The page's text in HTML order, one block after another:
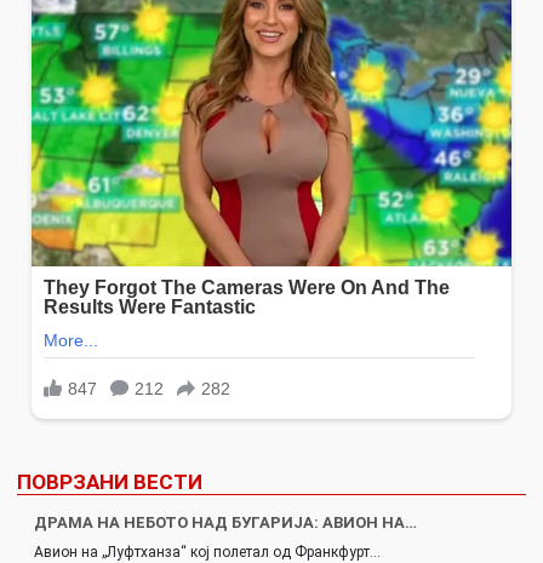
ПОВРЗАНИ ВЕСТИ
ДРАМА НА НЕБОТО НАД БУГАРИЈА: АВИОН НА…
Авион на „Луфтханза“ кој полетал од Франкфурт…